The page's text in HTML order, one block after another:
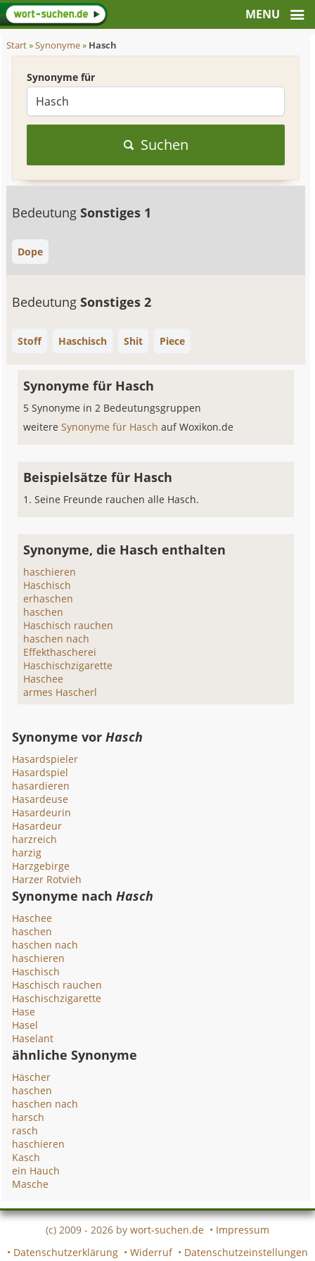
Start»Synonyme» Hasch
Synonyme für
Suchen
BedeutungSonstiges 1
Dope
BedeutungSonstiges 2
Stoff Haschisch Shit Piece
Synonyme für Hasch
5 Synonyme in 2 Bedeutungsgruppen
weitereSynonyme für Haschauf Woxikon.de
Beispielsätze für Hasch
Seine Freunde rauchen alle Hasch.
Synonyme, die Hasch enthalten
haschieren
Haschisch
erhaschen
haschen
Haschisch rauchen
haschen nach
Effekthascherei
Haschischzigarette
Haschee
armes Hascherl
Synonyme vorHasch
Hasardspieler
Hasardspiel
hasardieren
Hasardeuse
Hasardeurin
Hasardeur
harzreich
harzig
Harzgebirge
Harzer Rotvieh
Synonyme nachHasch
Haschee
haschen
haschen nach
haschieren
Haschisch
Haschisch rauchen
Haschischzigarette
Hase
Hasel
Haselant
ähnliche Synonyme
Häscher
haschen
haschen nach
harsch
rasch
haschieren
Kasch
ein Hauch
Masche
(c) 2009 - 2026 by wort-suchen.de • Impressum
• Datenschutzerklärung • Widerruf • Datenschutzeinstellungen